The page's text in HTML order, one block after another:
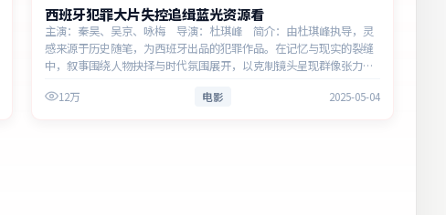
西班牙犯罪大片失控追缉蓝光资源看
主演：秦昊、吴京、咏梅 导演：杜琪峰 简介：由杜琪峰执导，灵
感来源于历史随笔，为西班牙出品的犯罪作品。在记忆与现实的裂缝
中，叙事围绕人物抉择与时代氛围展开，以克制镜头呈现群像张力。
12万 电影 2025-05-04